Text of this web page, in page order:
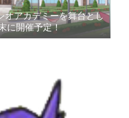
オアカデミーを舞台とし
に開催予定！